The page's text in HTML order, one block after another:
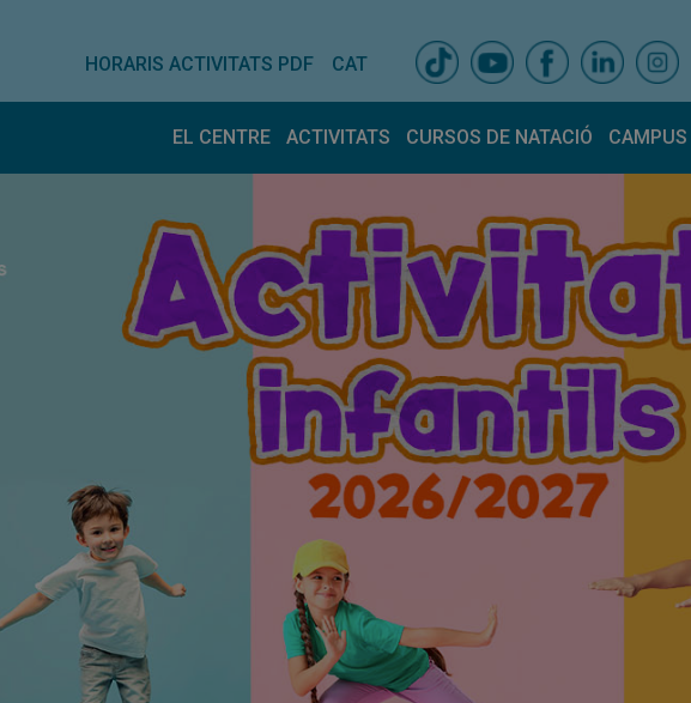
HORARIS ACTIVITATS PDF CAT
EL CENTRE
Espais
Normativa
Treballa amb nosaltres
ACTIVITATS
Horaris Activitats
Horaris d’agost
Matronatació i MomFit
CURSOS DE NATACIÓ CAMPUS